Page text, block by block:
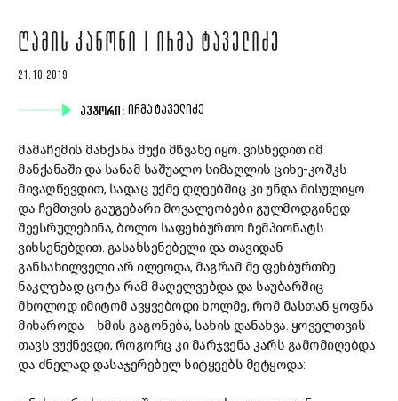
ᲦᲐᲛᲘᲡ ᲙᲐᲜᲝᲜᲘ | ᲘᲠᲛᲐ ᲢᲐᲕᲔᲚᲘᲫᲔ
21.10.2019
ᲐᲕᲢᲝᲠᲘ: ᲘᲠᲛᲐ ᲢᲐᲕᲔᲚᲘᲫᲔ
მამაჩემის მანქანა მუქი მწვანე იყო. ვისხედით იმ
მანქანაში და სანამ საშუალო სიმაღლის ციხე-კოშკს
მივაღწევდით, სადაც უქმე დღეებშიც კი უნდა მისულიყო
და ჩემთვის გაუგებარი მოვალეობები გულმოდგინედ
შეესრულებინა, ბოლო საფეხბურთო ჩემპიონატს
ვიხსენებდით. გასახსენებელი და თავიდან
განსახილველი არ ილეოდა, მაგრამ მე ფეხბურთზე
ნაკლებად ცოტა რამ მაღელვებდა და საუბარშიც
მხოლოდ იმიტომ ავყვებოდი ხოლმე, რომ მასთან ყოფნა
მიხაროდა ‒ ხმის გაგონება, სახის დანახვა. ყოველთვის
თავს ვუქნევდი, როგორც კი მარჯვენა კარს გამომიღებდა
და ძნელად დასაჯერებელ სიტყვებს მეტყოდა: